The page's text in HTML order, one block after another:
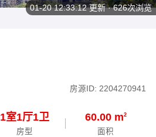
房源ID: 2204270941
1室1厅1卫
房型
60.00 m2
面积
01-20 12:33:12更新 · 626次浏览